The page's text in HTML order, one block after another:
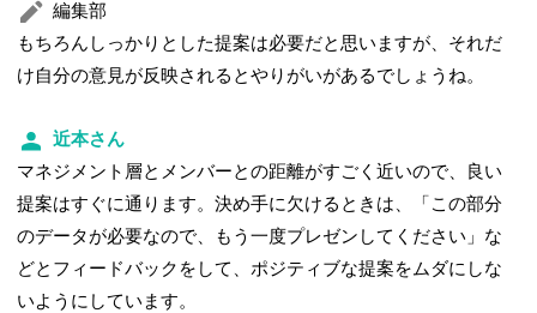
編集部
もちろんしっかりとした提案は必要だと思いますが、それだ
け自分の意見が反映されるとやりがいがあるでしょうね。
近本さん
マネジメント層とメンバーとの距離がすごく近いので、良い
提案はすぐに通ります。決め手に欠けるときは、「この部分
のデータが必要なので、もう一度プレゼンしてください」な
どとフィードバックをして、ポジティブな提案をムダにしな
いようにしています。